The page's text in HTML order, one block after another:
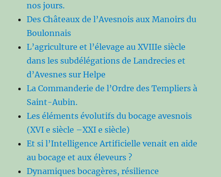
nos jours.
Des Châteaux de l’Avesnois aux Manoirs du
Boulonnais
L’agriculture et l’élevage au XVIIIe siècle
dans les subdélégations de Landrecies et
d’Avesnes sur Helpe
La Commanderie de l’Ordre des Templiers à
Saint-Aubin.
Les éléments évolutifs du bocage avesnois
(XVI e siècle –XXI e siècle)
Et si l’Intelligence Artificielle venait en aide
au bocage et aux éleveurs ?
Dynamiques bocagères, résilience